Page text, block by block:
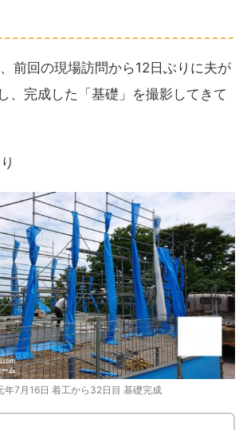
前回の現場訪問から12日ぶりに夫が
、完成した「基礎」を撮影してきて
年7月16日 着工から32日目 基礎完成